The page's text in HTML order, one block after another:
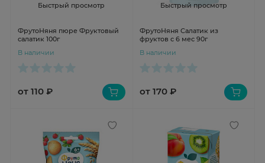
Быстрый просмотр
ФрутоНяня пюре Фруктовый
салатик 100г
В наличии
от 110 ₽
Быстрый просмотр
ФрутоНяня Салатик из
фруктов с 6 мес 90г
В наличии
от 170 ₽